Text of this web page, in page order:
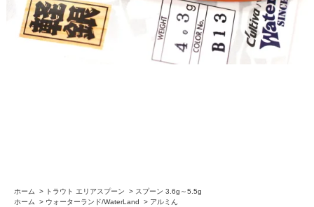
ホーム > トラウト エリアスプーン > スプーン 3.6g～5.5g
ホーム
> ウォーターランド/WaterLand > アルミん